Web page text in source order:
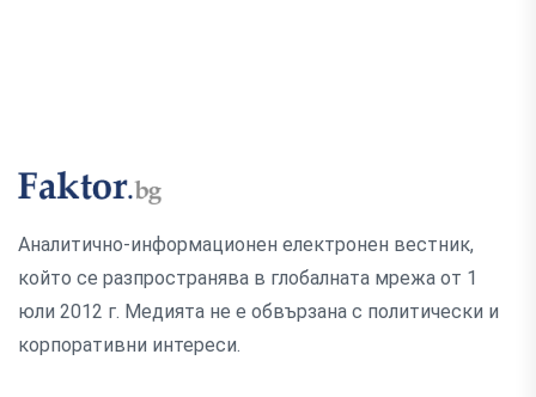
Аналитично-информационен електронен вестник,
който се разпространява в глобалната мрежа от 1
юли 2012 г. Медията не е обвързана с политически и
корпоративни интереси.